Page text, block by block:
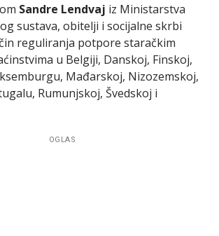
Sandre Lendvaj iz Ministarstva
sustava, obitelji i socijalne skrbi
reguliranja potpore staračkim
u Belgiji, Danskoj, Finskoj,
Mađarskoj, Nizozemskoj,
Rumunjskoj, Švedskoj i
OGLAS